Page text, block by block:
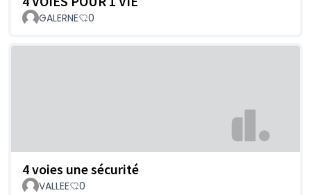
GALERNE 0
4 voies une sécurité
VALLEE 0